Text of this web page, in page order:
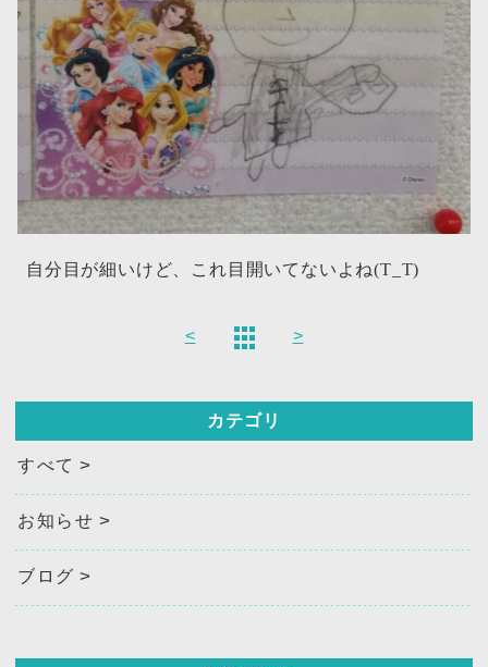
自分目が細いけど、これ目開いてないよね(T_T)
< >
カテゴリ
すべて
お知らせ
ブログ